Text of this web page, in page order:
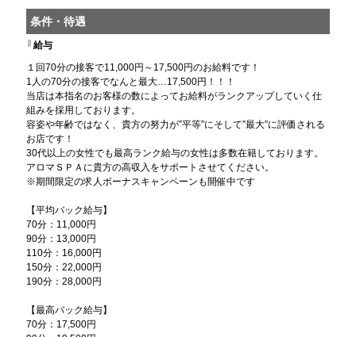
条件・待遇
給与
１回70分の接客で11,000円～17,500円のお給料です！
1人の70分の接客でなんと最大…17,500円！！！
当店は本指名のお客様の数によってお給料がランクアップしていく仕
組みを採用しております。
容姿や年齢ではなく、貴方の努力が”平等”にそして”最大”に評価される
お店です！
30代以上の女性でも最高ランク給与の女性は多数在籍しております。
アロマＳＰＡに貴方の高収入をサポートさせてください。
※期間限定の求人ボーナスキャンペーンも開催中です
【平均バック給与】
70分：11,000円
90分：13,000円
110分：16,000円
150分：22,000円
190分：28,000円
【最高バック給与】
70分：17,500円